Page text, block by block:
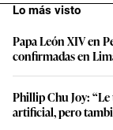
Lo más visto
Papa León XIV en
confirmadas en
Phillip Chu Joy:
artificial, pero